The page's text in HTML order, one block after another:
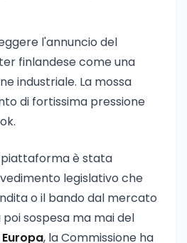
l'annuncio del
finlandese come una
industriale. La mossa
di fortissima pressione
piattaforma è stata
legislativo che
o il bando dal mercato
sospesa ma mai del
Europa, la Commissione ha